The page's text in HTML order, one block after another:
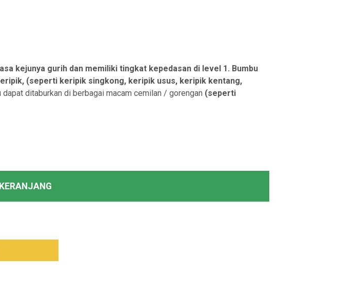
kejunya gurih dan memiliki tingkat kepedasan di level 1. Bumbu
(seperti keripik singkong, keripik usus, keripik kentang,
dapat ditaburkan di berbagai macam cemilan / gorengan (seperti